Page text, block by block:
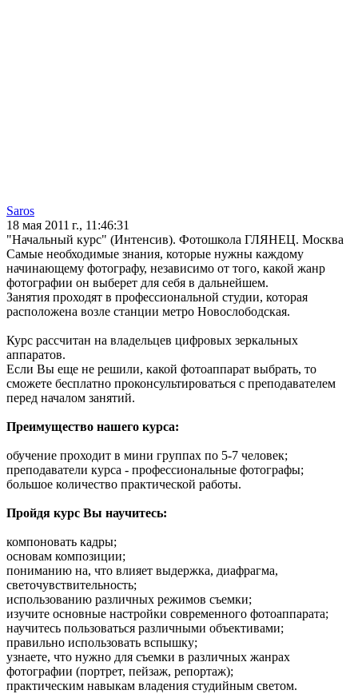
Saros
18 мая 2011 г., 11:46:31
"Начальный курс" (Интенсив). Фотошкола ГЛЯНЕЦ. Москва
Самые необходимые знания, которые нужны каждому
начинающему фотографу, независимо от того, какой жанр
фотографии он выберет для себя в дальнейшем.
Занятия проходят в профессиональной студии, которая
расположена возле станции метро Новослободская.
Курс рассчитан на владельцев цифровых зеркальных
аппаратов.
Если Вы еще не решили, какой фотоаппарат выбрать, то
сможете бесплатно проконсультироваться с преподавателем
перед началом занятий.
Преимущество нашего курса:
обучение проходит в мини группах по 5-7 человек;
преподаватели курса - профессиональные фотографы;
большое количество практической работы.
Пройдя курс Вы научитесь:
компоновать кадры;
основам композиции;
пониманию на, что влияет выдержка, диафрагма,
светочувствительность;
использованию различных режимов съемки;
изучите основные настройки современного фотоаппарата;
научитесь пользоваться различными объективами;
правильно использовать вспышку;
узнаете, что нужно для съемки в различных жанрах
фотографии (портрет, пейзаж, репортаж);
практическим навыкам владения студийным светом.